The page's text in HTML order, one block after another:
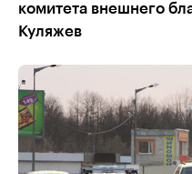
комитета внешнего
Куляжев